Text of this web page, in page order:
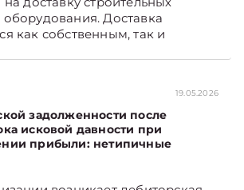
Доставка
как собственным, так и
пропускать новые статьи
19.05.2026
задолженности после
исковой давности при
прибыли: нетипичные